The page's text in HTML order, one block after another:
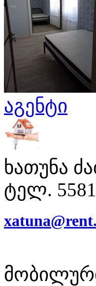
აგენტი
ხათუნა
ტელ.